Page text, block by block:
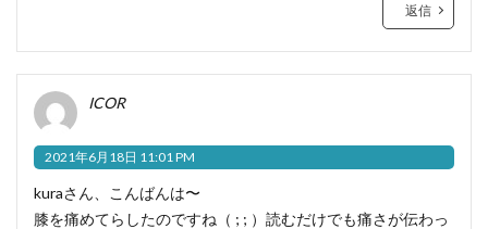
返信
ICOR
2021年6月18日 11:01 PM
kuraさん、こんばんは〜
膝を痛めてらしたのですね（ ; ; ）読むだけでも痛さが伝わっ